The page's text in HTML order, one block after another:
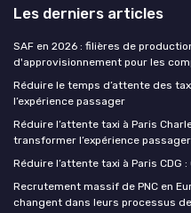
Les derniers articles
SAF en 2026 : filières de
d'approvisionnement pour les
Réduire le temps d’attente des
l’expérience passager
Réduire l’attente taxi à Paris
transformer l’expérience passager
Réduire l’attente taxi à Paris CDG
Recrutement massif de PNC en
changent dans leurs processus